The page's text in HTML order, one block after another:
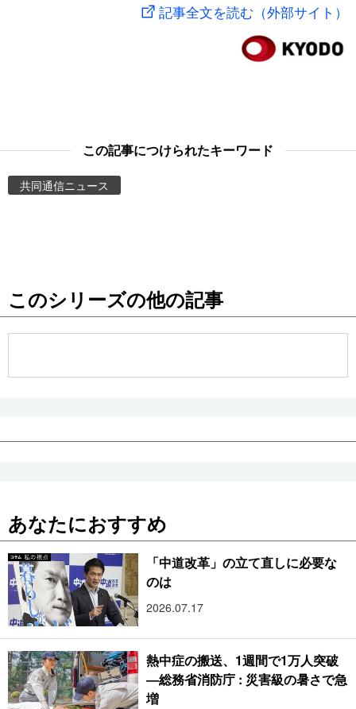
お知らせ
記事全文を読む（外部サイト）
この記事につけられたキーワード
共同通信ニュース
このシリーズの他の記事
あなたにおすすめ
「中道改革」の立て直しに必要な
のは
2026.07.17
熱中症の搬送、1週間で1万人突破
―総務省消防庁 : 災害級の暑さで急
増